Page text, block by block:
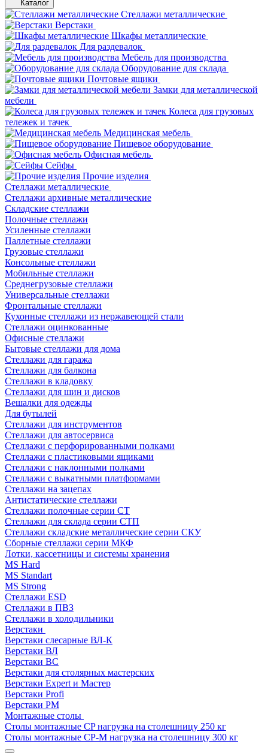
Каталог
Стеллажи металлические
Верстаки
Шкафы металлические
Для раздевалок
Мебель для производства
Оборудование для склада
Почтовые ящики
Замки для металлической
мебели
Колеса для грузовых
тележек и тачек
Медицинская мебель
Пищевое оборудование
Офисная мебель
Сейфы
Прочие изделия
Стеллажи металлические
Cтеллажи архивные металлические
Складские стеллажи
Полочные стеллажи
Усиленные стеллажи
Паллетные стеллажи
Грузовые стеллажи
Консольные стеллажи
Мобильные стеллажи
Среднегрузовые стеллажи
Универсальные стеллажи
Фронтальные стеллажи
Кухонные стеллажи из нержавеющей стали
Стеллажи оцинкованные
Офисные стеллажи
Бытовые стеллажи для дома
Стеллажи для гаража
Стеллажи для балкона
Стеллажи в кладовку
Стеллажи для шин и дисков
Вешалки для одежды
Для бутылей
Стеллажи для инструментов
Стеллажи для автосервиса
Стеллажи с перфорированными полками
Стеллажи с пластиковыми ящиками
Стеллажи с наклонными полками
Стеллажи с выкатными платформами
Стеллажи на зацепах
Антистатические стеллажи
Стеллажи полочные серии СТ
Стеллажи для склада серии СТП
Стеллажи складские металлические серии СКУ
Сборные стеллажи серии МКФ
Лотки, кассетницы и системы хранения
MS Hard
MS Standart
MS Strong
Стеллажи ESD
Стеллажи в ПВЗ
Стеллажи в холодильники
Верстаки
Верстаки слесарные ВЛ-К
Верстаки ВЛ
Верстаки ВС
Верстаки для столярных мастерских
Верстаки Expert и Мастер
Верстаки Profi
Верстаки РМ
Монтажные столы
Столы монтажные СP нагрузка на столешницу 250 кг
Столы монтажные СР-М нагрузка на столешницу 300 кг